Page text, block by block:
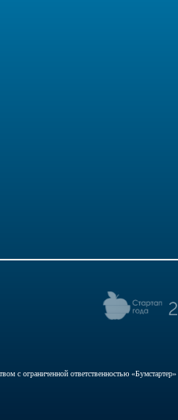
с ограниченной ответственностью